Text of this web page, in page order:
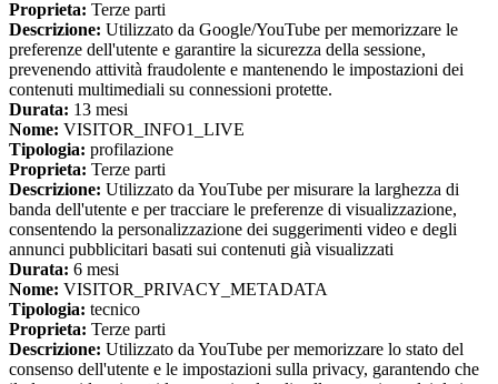
Proprieta: Terze parti
Descrizione: Utilizzato da Google/YouTube per memorizzare le
preferenze dell'utente e garantire la sicurezza della sessione,
prevenendo attività fraudolente e mantenendo le impostazioni dei
contenuti multimediali su connessioni protette.
Durata: 13 mesi
Nome: VISITOR_INFO1_LIVE
Tipologia: profilazione
Proprieta: Terze parti
Descrizione: Utilizzato da YouTube per misurare la larghezza di
banda dell'utente e per tracciare le preferenze di visualizzazione,
consentendo la personalizzazione dei suggerimenti video e degli
annunci pubblicitari basati sui contenuti già visualizzati
Durata: 6 mesi
Nome: VISITOR_PRIVACY_METADATA
Tipologia: tecnico
Proprieta: Terze parti
Descrizione: Utilizzato da YouTube per memorizzare lo stato del
consenso dell'utente e le impostazioni sulla privacy, garantendo che